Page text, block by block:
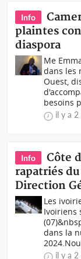
Info
plaintes
diaspora
Me
dans les
Ouest,
besoins
il y a 2
Info
Côte
rapatriés
Direction
Les
Ivoiriens
dans la
il y a 2